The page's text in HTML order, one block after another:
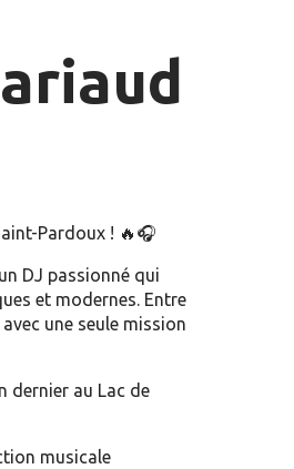
Pardoux ! 🔥🎧
DJ passionné qui
et modernes. Entre
une seule mission
dernier au Lac de
musicale